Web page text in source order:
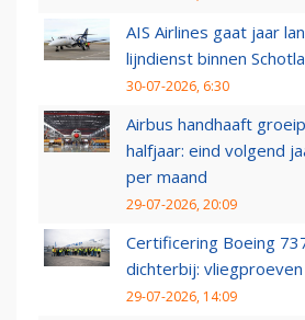
AIS Airlines gaat jaar
lijndienst binnen
30-07-2026, 6:30
Airbus handhaaft
halfjaar: eind volgend
per maand
29-07-2026, 20:09
Certificering Boeing
dichterbij:
29-07-2026, 14:09